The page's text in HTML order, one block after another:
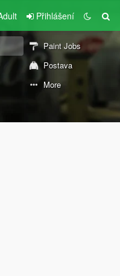
Přihlášení
Paint Jobs
Postava
More